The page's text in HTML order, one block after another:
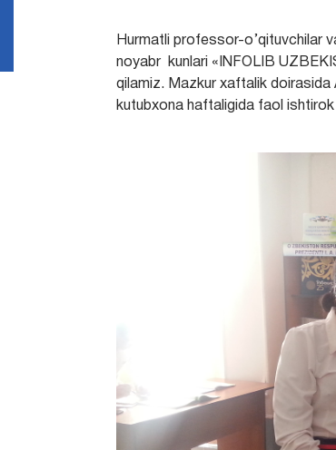
Hurmatli professor-o’qituvchilar
noyabr kunlari «INFOLIB
qilamiz. Mazkur xaftalik doirasida
kutubxona haftaligida faol